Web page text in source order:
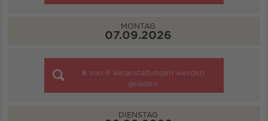
MONTAG
07.09.2026
6 von 6 Veranstaltungen werden
geladen
DIENSTAG